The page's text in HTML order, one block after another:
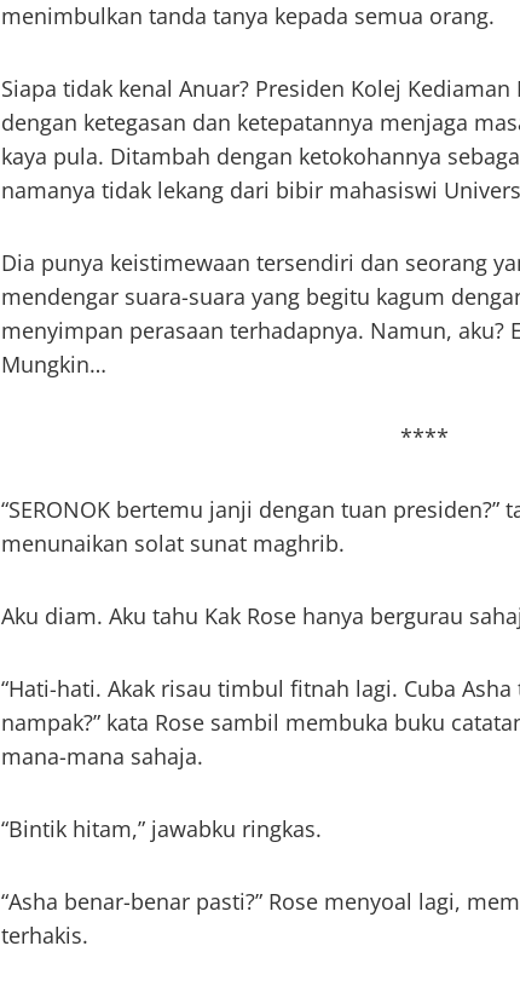
menimbulkan tanda tanya kepada semua orang.
Siapa tidak kenal Anuar? Presiden Kolej
dengan ketegasan dan ketepatannya menjaga
kaya pula. Ditambah dengan ketokohannya
namanya tidak lekang dari bibir mahasiswi
Dia punya keistimewaan tersendiri dan seorang
mendengar suara-suara yang begitu kagum
menyimpan perasaan terhadapnya. Namun, aku?
Mungkin…
****
“SERONOK bertemu janji dengan tuan presiden?”
menunaikan solat sunat maghrib.
Aku diam. Aku tahu Kak Rose hanya bergurau
“Hati-hati. Akak risau timbul fitnah lagi. Cuba
nampak?” kata Rose sambil membuka buku
mana-mana sahaja.
“Bintik hitam,” jawabku ringkas.
“Asha benar-benar pasti?” Rose menyoal lagi,
terhakis.